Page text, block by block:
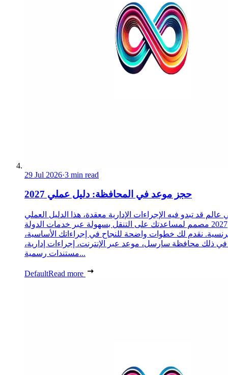
29 Jul 2026·3 min read
حجز موعد في المحافظة: دليل عملي 2027
عالم قد تبدو فيه الإجراءات الإدارية معقدة، هذا الدليل العملي
2027 مصمم لمساعدتك على التنقل بسهولة عبر خدمات الدولة
نقدم لك خطوات واضحة للنجاح في إجراءاتك الأساسية،
في ذلك محافظة سارسل، موعد عبر الإنترنت، إجراءات إدارية،
مستندات رسمية...
DefaultRead more